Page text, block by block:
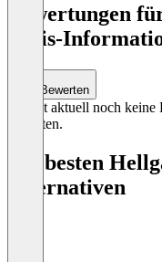
Bewertungen
Preis-
Bewerten
Es gibt aktuell noch
enthalten.
Die besten
Alternativen